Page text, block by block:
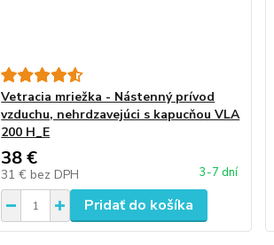
Vetracia mriežka - Nástenný prívod
vzduchu, nehrdzavejúci s kapucňou VLA
200 H_E
38 €
31 € bez DPH 3-7 dní
Pridať do košíka